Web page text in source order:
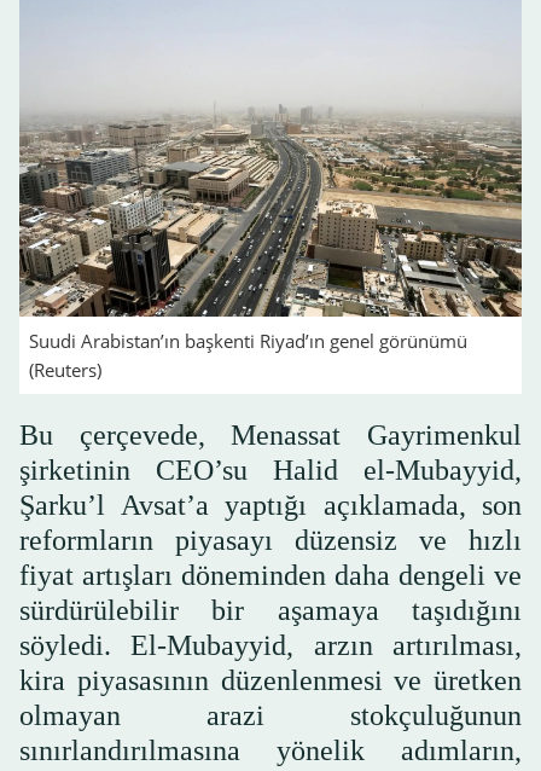
Suudi Arabistan’ın başkenti Riyad’ın genel görünümü
(Reuters)
Bu çerçevede, Menassat Gayrimenkul
şirketinin CEO’su Halid el-Mubayyid,
Şarku’l Avsat’a yaptığı açıklamada, son
reformların piyasayı düzensiz ve hızlı
fiyat artışları döneminden daha dengeli ve
sürdürülebilir bir aşamaya taşıdığını
söyledi. El-Mubayyid, arzın artırılması,
kira piyasasının düzenlenmesi ve üretken
olmayan arazi stokçuluğunun
sınırlandırılmasına yönelik adımların,